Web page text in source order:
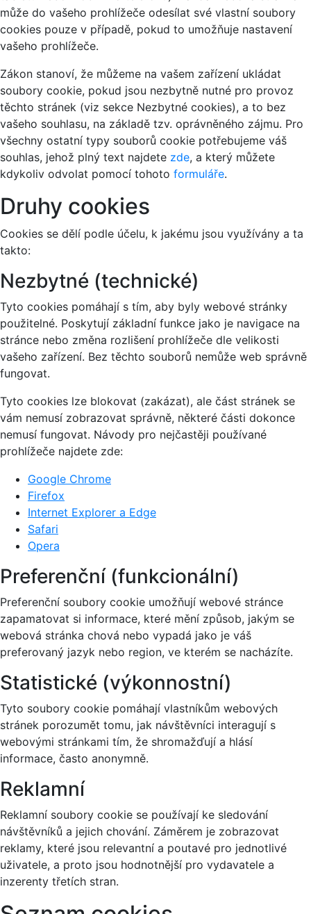
může do vašeho prohlížeče odesílat své vlastní soubory
cookies pouze v případě, pokud to umožňuje nastavení
vašeho prohlížeče.
Zákon stanoví, že můžeme na vašem zařízení ukládat
soubory cookie, pokud jsou nezbytně nutné pro provoz
těchto stránek (viz sekce Nezbytné cookies), a to bez
vašeho souhlasu, na základě tzv. oprávněného zájmu. Pro
všechny ostatní typy souborů cookie potřebujeme váš
souhlas, jehož plný text najdete zde, a který můžete
kdykoliv odvolat pomocí tohoto formuláře.
Druhy cookies
Cookies se dělí podle účelu, k jakému jsou využívány a ta
takto:
Nezbytné (technické)
Tyto cookies pomáhají s tím, aby byly webové stránky
použitelné. Poskytují základní funkce jako je navigace na
stránce nebo změna rozlišení prohlížeče dle velikosti
vašeho zařízení. Bez těchto souborů nemůže web správně
fungovat.
Tyto cookies lze blokovat (zakázat), ale část stránek se
vám nemusí zobrazovat správně, některé části dokonce
nemusí fungovat. Návody pro nejčastěji používané
prohlížeče najdete zde:
Google Chrome
Firefox
Internet Explorer a Edge
Safari
Opera
Preferenční (funkcionální)
Preferenční soubory cookie umožňují webové stránce
zapamatovat si informace, které mění způsob, jakým se
webová stránka chová nebo vypadá jako je váš
preferovaný jazyk nebo region, ve kterém se nacházíte.
Statistické (výkonnostní)
Tyto soubory cookie pomáhají vlastníkům webových
stránek porozumět tomu, jak návštěvníci interagují s
webovými stránkami tím, že shromažďují a hlásí
informace, často anonymně.
Reklamní
Reklamní soubory cookie se používají ke sledování
návštěvníků a jejich chování. Záměrem je zobrazovat
reklamy, které jsou relevantní a poutavé pro jednotlivé
uživatele, a proto jsou hodnotnější pro vydavatele a
inzerenty třetích stran.